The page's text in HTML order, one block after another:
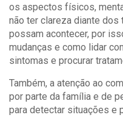
os aspectos físicos,
não ter clareza diante
possam acontecer, por
mudanças e como lidar
sintomas e procurar
Também, a atenção ao
por parte da família e de
para detectar situações e